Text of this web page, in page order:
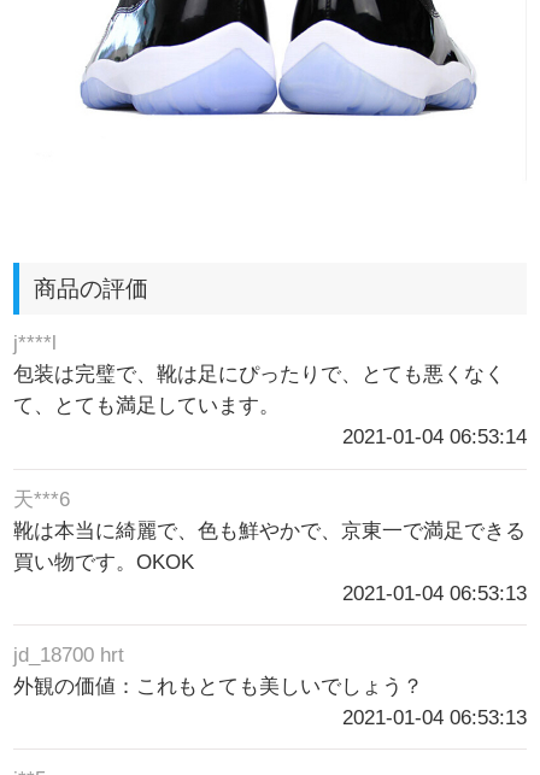
商品の評価
j****l
包装は完璧で、靴は足にぴったりで、とても悪くなく
て、とても満足しています。
2021-01-04 06:53:14
天***6
靴は本当に綺麗で、色も鮮やかで、京東一で満足できる
買い物です。OKOK
2021-01-04 06:53:13
jd_18700 hrt
外観の価値：これもとても美しいでしょう？
2021-01-04 06:53:13